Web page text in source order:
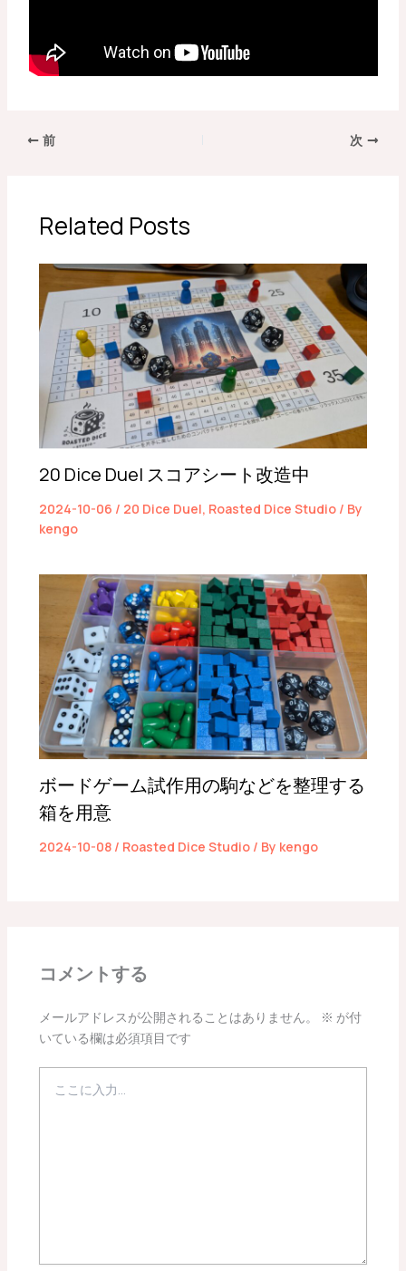
前 次
Related Posts
20 Dice Duel スコアシート改造中
2024-10-06 / 20 Dice Duel, Roasted Dice Studio/ By
kengo
ボードゲーム試作用の駒などを整理する
箱を用意
2024-10-08 / Roasted Dice Studio/ By kengo
コメントする
メールアドレスが公開されることはありません。 ※ が付
いている欄は必須項目です